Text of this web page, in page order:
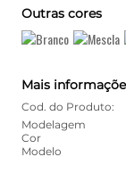
Outras cores
Mais
Cod. do Produto:
Modelagem
Cor
Modelo